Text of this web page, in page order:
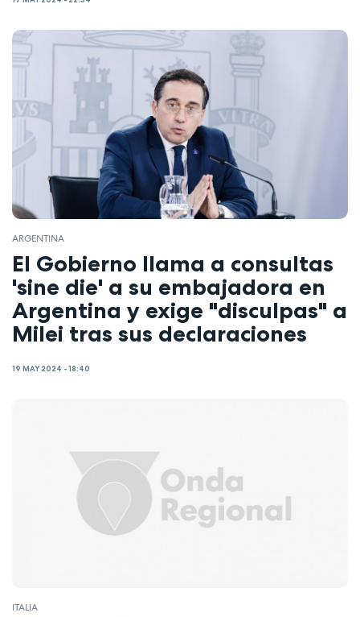
ARGENTINA
El Gobierno llama a consultas
'sine die' a su embajadora en
Argentina y exige "disculpas" a
Milei tras sus declaraciones
19 MAY 2024 - 18:40
ITALIA